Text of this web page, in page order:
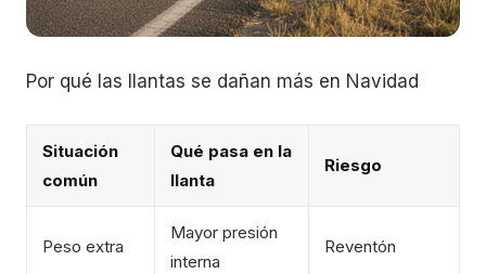
Por qué las llantas se dañan más en Navidad
Situación
común
Qué pasa en la
llanta
Riesgo
Peso extra
Mayor presión
interna
Reventón